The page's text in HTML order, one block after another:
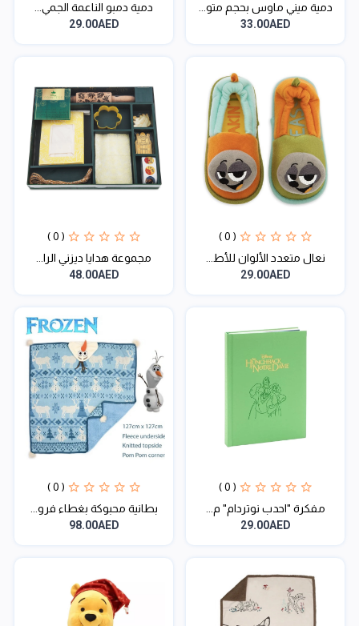
دمية ميني ماوس بحجم متو...
33.00AED
دمية دمبو الناعمة الجمي...
29.00AED
( 0 )
نعال متعدد الألوان للأط...
29.00AED
( 0 )
مجموعة هدايا ديزني الرا...
48.00AED
( 0 )
مفكرة "احدب نوتردام" م...
29.00AED
( 0 )
بطانية محبوكة بغطاء فرو...
98.00AED